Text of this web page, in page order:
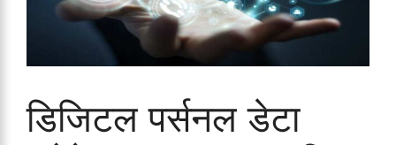
डिजिटल पर्सनल डेटा